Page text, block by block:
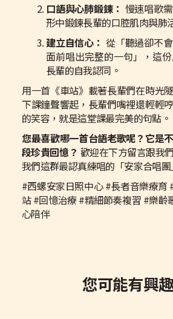
口語與心肺鍛鍊： 慢速唱歌
形中鍛鍊長輩的口腔肌肉與肺
建立自信心： 從「聽過卻不
面前唱出完整的一句」，這
長輩的自我認同。
用一首《車站》載著長輩們在時光
下課鐘聲響起，長輩們嘴裡還輕輕
的笑容，就是這堂課最完美的句點。
您最喜歡哪一首台語老歌呢？它是
段珍貴回憶？ 歡迎在下方留言跟我
我們這群最認真練唱的「安家合唱團
#西螺安家日照中心 #長者音樂療育
站 #回憶治療 #精細節奏複習 #樂齡
心陪伴
您可能有興